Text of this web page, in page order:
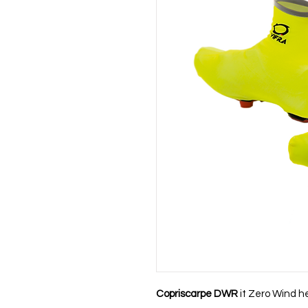
Copriscarpe DWR it Zero Wind